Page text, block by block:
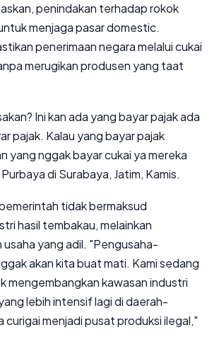
penindakan terhadap rokok
menjaga pasar domestic.
penerimaan negara melalui cukai
merugikan produsen yang taat
Ini kan ada yang bayar pajak ada
pajak. Kalau yang bayar pajak
yang nggak bayar cukai ya mereka
di Surabaya, Jatim, Kamis.
tidak bermaksud
hasil tembakau, melainkan
usaha yang adil. "Pengusaha-
akan kita buat mati. Kami sedang
mengembangkan kawasan industri
lebih intensif lagi di daerah-
curigai menjadi pusat produksi ilegal,"